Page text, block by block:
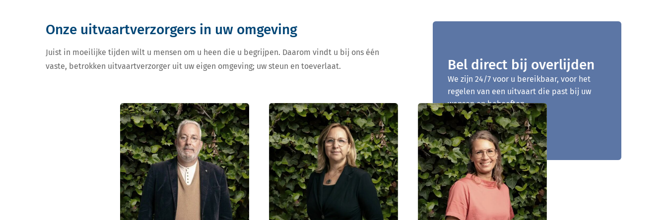
Bel direct bij overlijden
We zijn 24/7 voor u bereikbaar, voor het
regelen van een uitvaart die past bij uw
wensen en behoeften.
0252 - 742 036
Onze uitvaartverzorgers in uw omgeving
Juist in moeilijke tijden wilt u mensen om u heen die u begrijpen. Daarom vindt u bij ons één
vaste, betrokken uitvaartverzorger uit uw eigen omgeving; uw steun en toeverlaat.